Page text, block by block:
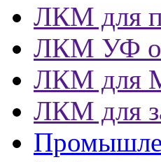
ЛКМ для
ЛКМ УФ
ЛКМ для
ЛКМ для